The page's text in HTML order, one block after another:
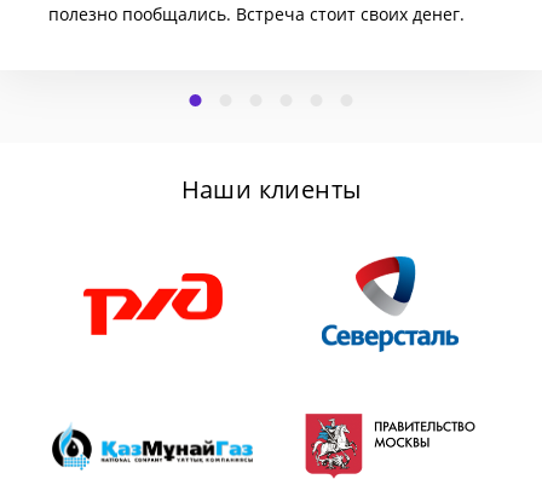
полезно пообщались. Встреча стоит своих денег.
Наши клиенты